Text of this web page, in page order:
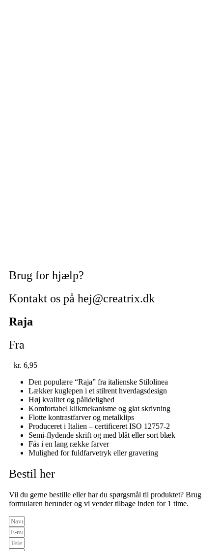
Brug for hjælp?
Kontakt os på hej@creatrix.dk
Raja
Fra
kr. 6,95
Den populære “Raja” fra italienske Stilolinea
Lækker kuglepen i et stilrent hverdagsdesign
Høj kvalitet og pålidelighed
Komfortabel klikmekanisme og glat skrivning
Flotte kontrastfarver og metalklips
Produceret i Italien – certificeret ISO 12757-2
Semi-flydende skrift og med blåt eller sort blæk
Fås i en lang række farver
Mulighed for fuldfarvetryk eller gravering
Bestil her
Vil du gerne bestille eller har du spørgsmål til produktet? Brug
formularen herunder og vi vender tilbage inden for 1 time.